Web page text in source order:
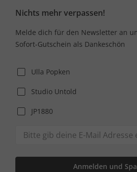
Nichts mehr verpassen!
Melde dich für den Newsletter an
Sofort-Gutschein als Dankeschön
Ulla Popken
Studio Untold
JP1880
Anmelden und